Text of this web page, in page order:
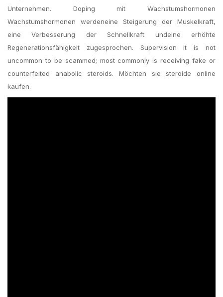
Unternehmen. Doping mit Wachstumshormonen
Wachstumshormonen werdeneine Steigerung der Muskelkraft,
eine Verbesserung der Schnellkraft undeine erhöhte
Regenerationsfähigkeit zugesprochen. Supervision it is not
uncommon to be scammed; most commonly is receiving fake or
counterfeited anabolic steroids. Möchten sie steroide online
kaufen.